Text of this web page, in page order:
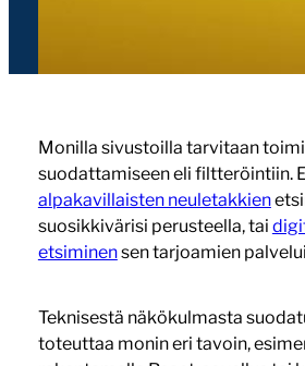
Monilla sivustoilla tarvitaan
suodattamiseen eli filtteröintiin.
alpakavillaisten neuletakkien
suosikkivärisi perusteella, tai
etsiminensen tarjoamien
Teknisestä näkökulmasta
toteuttaa monin eri tavoin,